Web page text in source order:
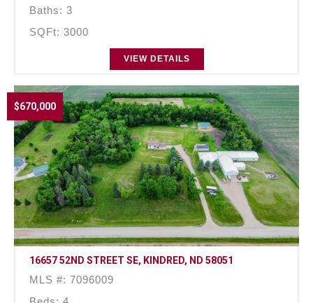
Baths: 3
SQFt: 3000
VIEW DETAILS
$670,000
16657 52ND STREET SE, KINDRED, ND 58051
MLS #: 7096009